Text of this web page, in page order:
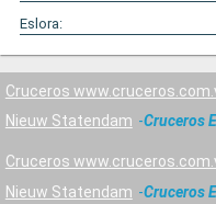
Eslora:
Cruceros
Nieuw Statendam
Cruceros
Cruceros
Nieuw Statendam
Cruceros